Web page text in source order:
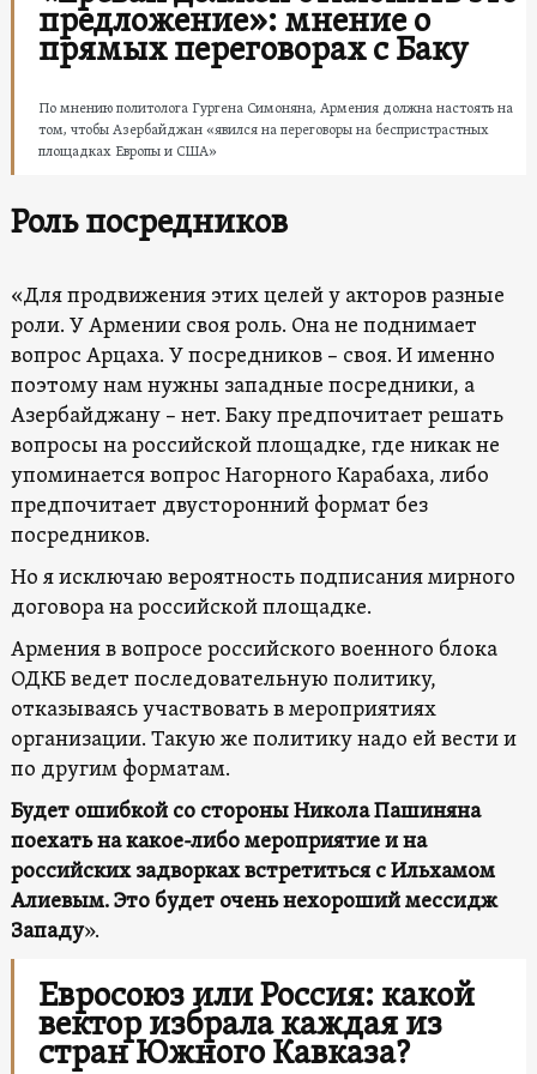
предложение»: мнение о
прямых переговорах с Баку
По мнению политолога Гургена Симоняна, Армения должна настоять на
том, чтобы Азербайджан «явился на переговоры на беспристрастных
площадках Европы и США»
Роль посредников
«Для продвижения этих целей у акторов разные
роли. У Армении своя роль. Она не поднимает
вопрос Арцаха. У посредников – своя. И именно
поэтому нам нужны западные посредники, а
Азербайджану – нет. Баку предпочитает решать
вопросы на российской площадке, где никак не
упоминается вопрос Нагорного Карабаха, либо
предпочитает двусторонний формат без
посредников.
Но я исключаю вероятность подписания мирного
договора на российской площадке.
Армения в вопросе российского военного блока
ОДКБ ведет последовательную политику,
отказываясь участвовать в мероприятиях
организации. Такую же политику надо ей вести и
по другим форматам.
Будет ошибкой со стороны Никола Пашиняна
поехать на какое-либо мероприятие и на
российских задворках встретиться с Ильхамом
Алиевым. Это будет очень нехороший мессидж
Западу».
Евросоюз или Россия: какой
вектор избрала каждая из
стран Южного Кавказа?